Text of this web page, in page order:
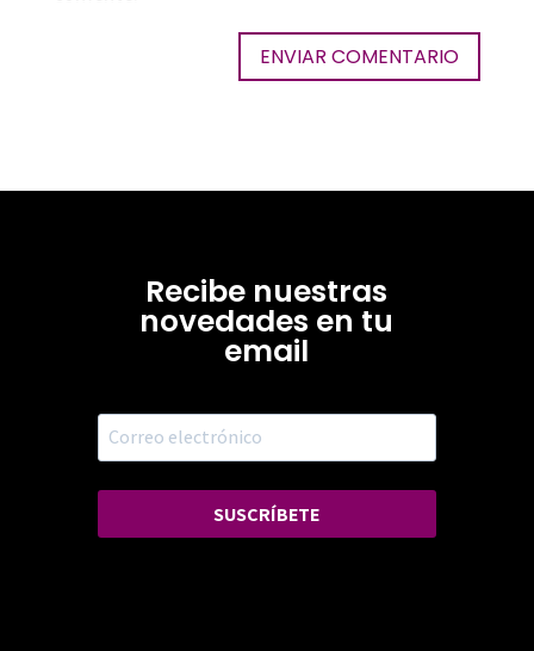
Recibe nuestras
novedades en tu
email
SUSCRÍBETE